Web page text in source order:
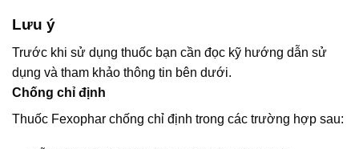
Lưu ý
Trước khi sử dụng thuốc bạn cần đọc kỹ hướng dẫn sử
dụng và tham khảo thông tin bên dưới.
Chống chỉ định
Thuốc Fexophar chống chỉ định trong các trường hợp sau: